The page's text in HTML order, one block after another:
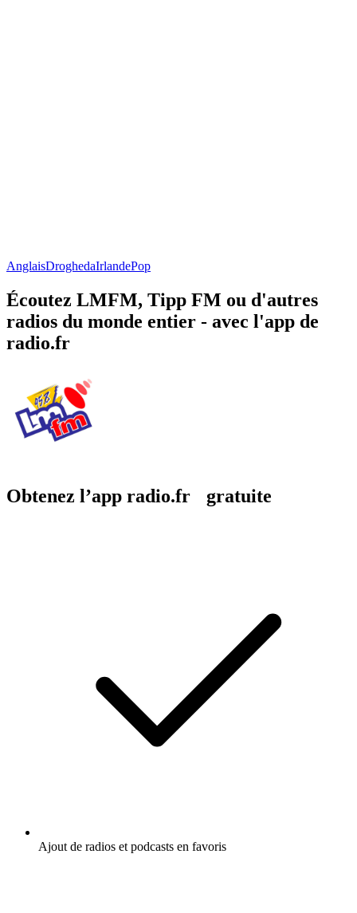
AnglaisDroghedaIrlandePop
Écoutez LMFM, Tipp FM ou d'autres
radios du monde entier - avec l'app de
radio.fr
Obtenez l’app radio.fr gratuite
Ajout de radios et podcasts en favoris